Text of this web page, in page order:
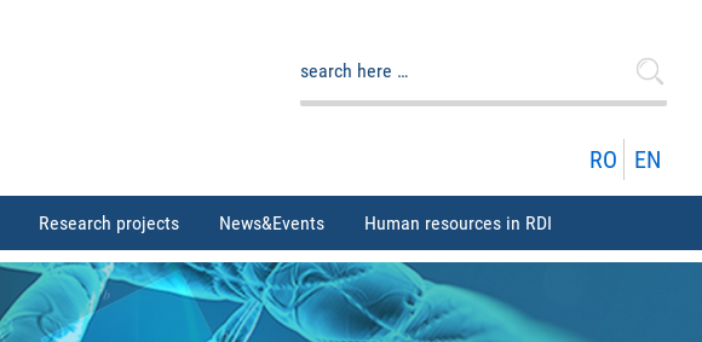
RO EN
Research projects News&Events Human resources in RDI